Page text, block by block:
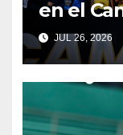
en el
JUL 26, 2026